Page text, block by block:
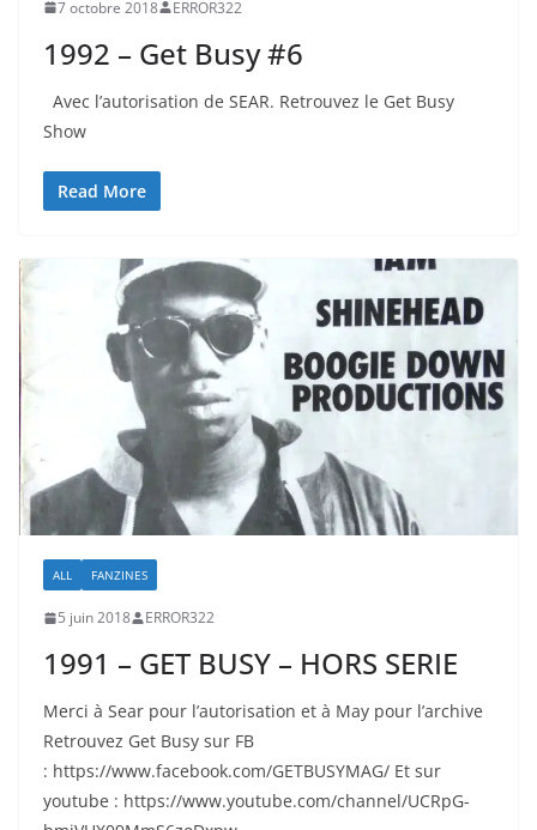
7 octobre 2018 ERROR322
1992 – Get Busy #6
Avec l’autorisation de SEAR. Retrouvez le Get Busy
Show
Read More
ALL FANZINES
5 juin 2018 ERROR322
1991 – GET BUSY – HORS SERIE
Merci à Sear pour l’autorisation et à May pour l’archive
Retrouvez Get Busy sur FB
: https://www.facebook.com/GETBUSYMAG/ Et sur
youtube : https://www.youtube.com/channel/UCRpG-